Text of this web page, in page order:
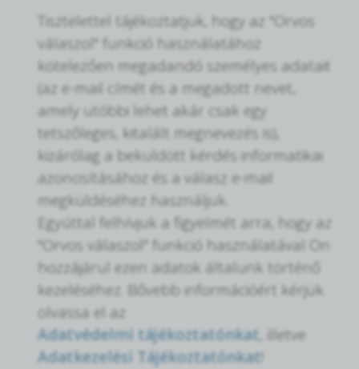
Tisztelettel tájékoztatjuk, hogy az "Orvos
válaszol" funkció használatához
kötelezően megadandó személyes adatait
(az e-mail címét és a megadott nevet,
amely utóbbi lehet akár csak egy
tetszőleges, kitalált megnevezés is),
kizárólag a beküldött kérdés informatikai
azonosításához és a válasz e-mail
megküldéséhez használjuk.
Egyúttal felhívjuk a figyelmét arra, hogy az
"Orvos válaszol" funkció használatával Ön
hozzájárul ezen adatok általunk történő
kezeléséhez. Bővebb információért kérjük
olvassa el az
Adatvédelmi tájékoztatónkat , illetve
Adatkezelési Tájékoztatónkat!